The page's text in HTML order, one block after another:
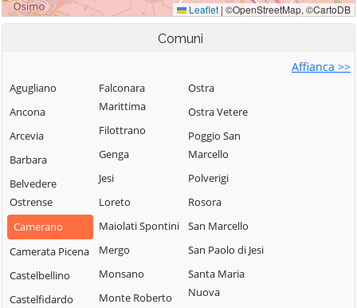
Comuni
Affianca >>
Agugliano
Ancona
Arcevia
Barbara
Belvedere
Ostrense
Camerano
Camerata Picena
Castelbellino
Castelfidardo
Falconara
Marittima
Filottrano
Genga
Jesi
Loreto
Maiolati Spontini
Mergo
Monsano
Monte Roberto
Ostra
Ostra Vetere
Poggio San
Marcello
Polverigi
Rosora
San Marcello
San Paolo di Jesi
Santa Maria
Nuova